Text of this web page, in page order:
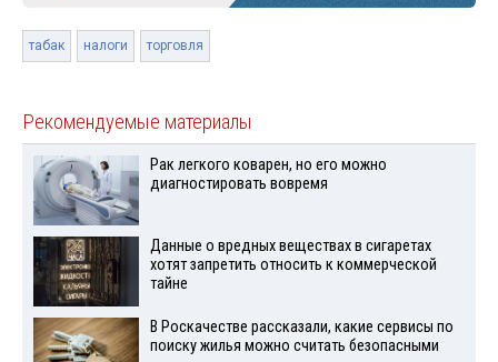
табак налоги торговля
Рекомендуемые материалы
Рак легкого коварен, но его можно
диагностировать вовремя
Данные о вредных веществах в сигаретах
хотят запретить относить к коммерческой
тайне
В Роскачестве рассказали, какие сервисы по
поиску жилья можно считать безопасными